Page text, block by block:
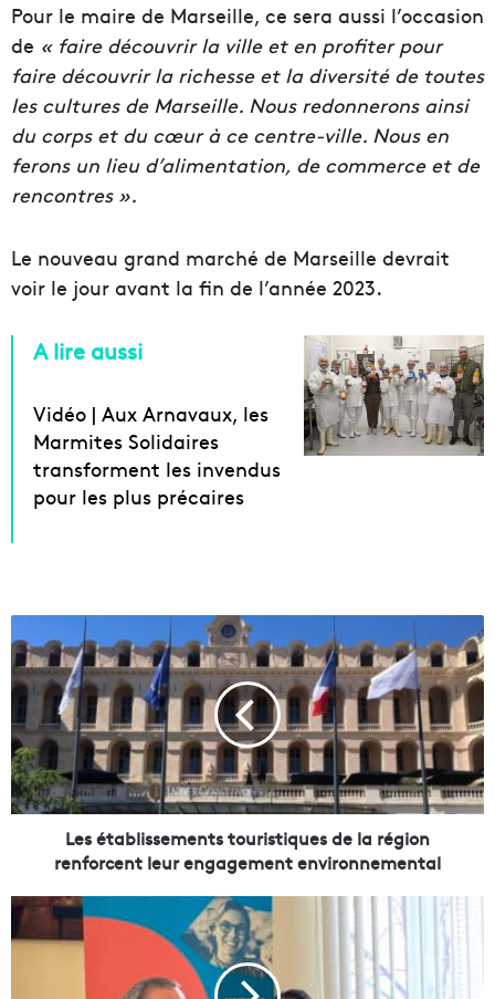
Pour le maire de Marseille, ce sera aussi l’occasion
de « faire découvrir la ville et en profiter pour
faire découvrir la richesse et la diversité de toutes
les cultures de Marseille. Nous redonnerons ainsi
du corps et du cœur à ce centre-ville. Nous en
ferons un lieu d’alimentation, de commerce et de
rencontres ».
Le nouveau grand marché de Marseille devrait
voir le jour avant la fin de l’année 2023.
A lire aussi
Vidéo | Aux Arnavaux, les
Marmites Solidaires
transforment les invendus
pour les plus précaires
e
s
é
t
a
b
l
i
m
n
Les établissements touristiques de la région
renforcent leur engagement environnemental
L